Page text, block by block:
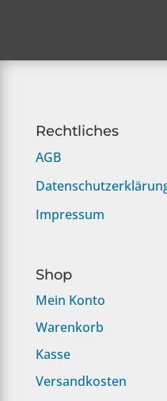
Rechtliches
AGB
Impressum
Shop
Mein Konto
Warenkorb
Kasse
Versandkosten